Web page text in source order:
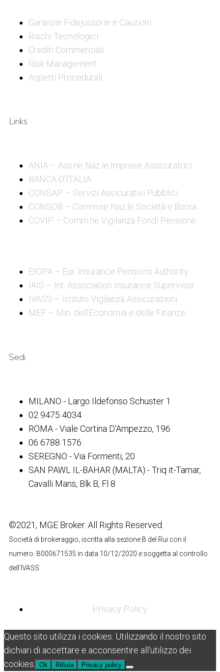
Garanzie Fidejussorie e Cauzioni
Rischi Tecnologici
Crediti Commerciali
Risk Management
Aspetti Procedurali
Links
ANIA – Ass.ne Naz.le Imprese Assicuratrici
BANCA D’ITALIA
CONSAP – Servizi Assicurativi Pubblici
CONSOB – Comm.ne Naz.le Società e Borsa
COVIP – Comm.ne Vigilanza Fondi Pensione
EIOPA – Eur. Insurance Pensions Authority
IAIS – Int. Association Insurance Supervisor
IVASS – Istituto Vigilanza Assicurazioni
MEF – Min. dell’Economia e delle Finanze
Sedi
MILANO - Largo Ildefonso Schuster 1
02 9475 4034
ROMA - Viale Cortina D’Ampezzo, 196
06 6788 1576
SEREGNO - Via Formenti, 20
SAN PAWL IL-BAHAR (MALTA) - Triq it-Tamar,
Cavalli Mans, Blk B, Fl 8
©2021, MGE Broker. All Rights Reserved.
Società di brokeraggio, iscritta alla sezione B del Rui con il
numero: B000671535 in data 10/12/2020 e soggetta al controllo
dell’IVASS
Privacy Policy
Questo sito utilizza i cookies. Utilizzando il nostro sito
dichiari di accettare e acconsentire all’utilizzo dei
cookies. Ok Rifiuta Privacy policy